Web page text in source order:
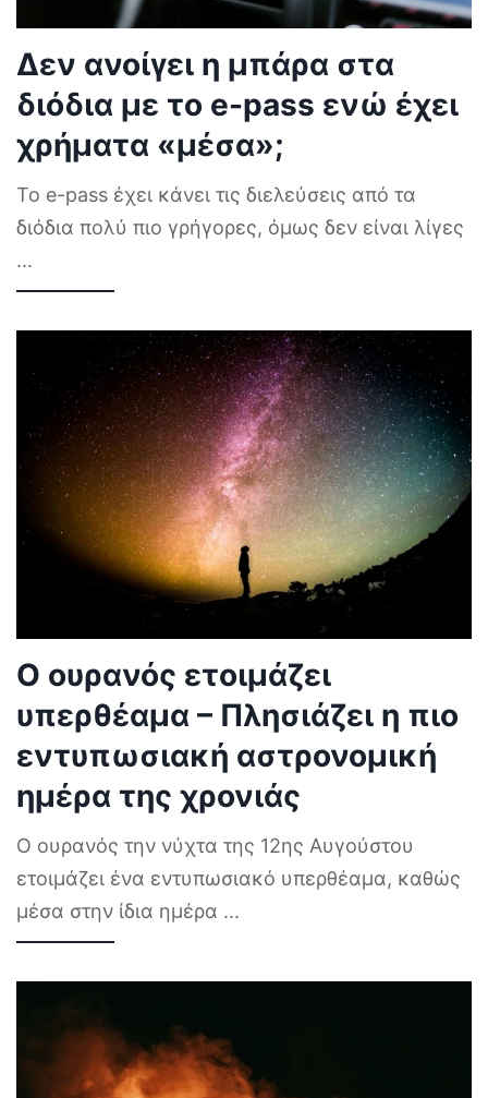
Δεν ανοίγει η μπάρα στα
διόδια με το e-pass ενώ έχει
χρήματα «μέσα»;
Το e-pass έχει κάνει τις διελεύσεις από τα
διόδια πολύ πιο γρήγορες, όμως δεν είναι λίγες
...
Ο ουρανός ετοιμάζει
υπερθέαμα – Πλησιάζει η πιο
εντυπωσιακή αστρονομική
ημέρα της χρονιάς
Ο ουρανός την νύχτα της 12ης Αυγούστου
ετοιμάζει ένα εντυπωσιακό υπερθέαμα, καθώς
μέσα στην ίδια ημέρα ...